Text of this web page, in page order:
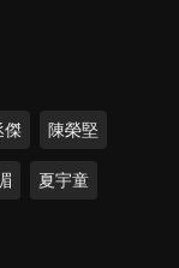
傑 陳榮堅
夏宇童